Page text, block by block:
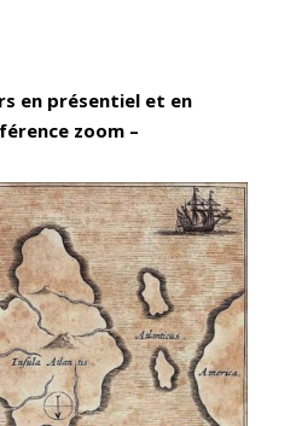
en présentiel et en
zoom –